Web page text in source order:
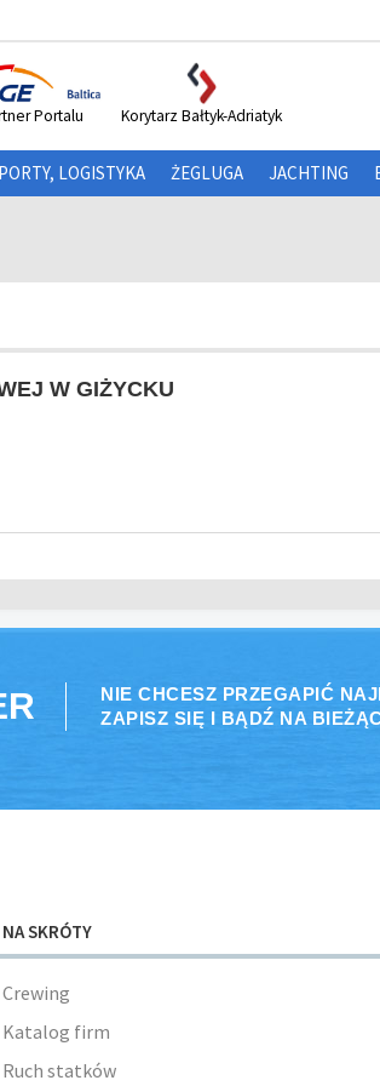
Portalu Korytarz Bałtyk-Adriatyk
PORTY, LOGISTYKA ŻEGLUGA JACHTING
W GIŻYCKU
NIE CHCESZ PRZEGAPIĆ
ZAPISZ SIĘ I BĄDŹ NA
NA SKRÓTY
Crewing
Katalog firm
Ruch statków